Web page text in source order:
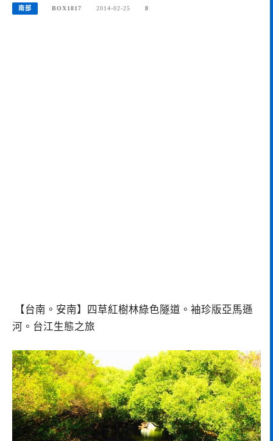
南部 BOX1817 2014-02-25 8
【台南。安南】四草紅樹林綠色隧道。袖珍版亞馬遜
河。台江生態之旅